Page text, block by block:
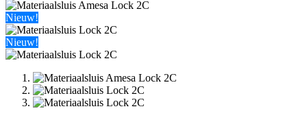
Nieuw!
Nieuw!